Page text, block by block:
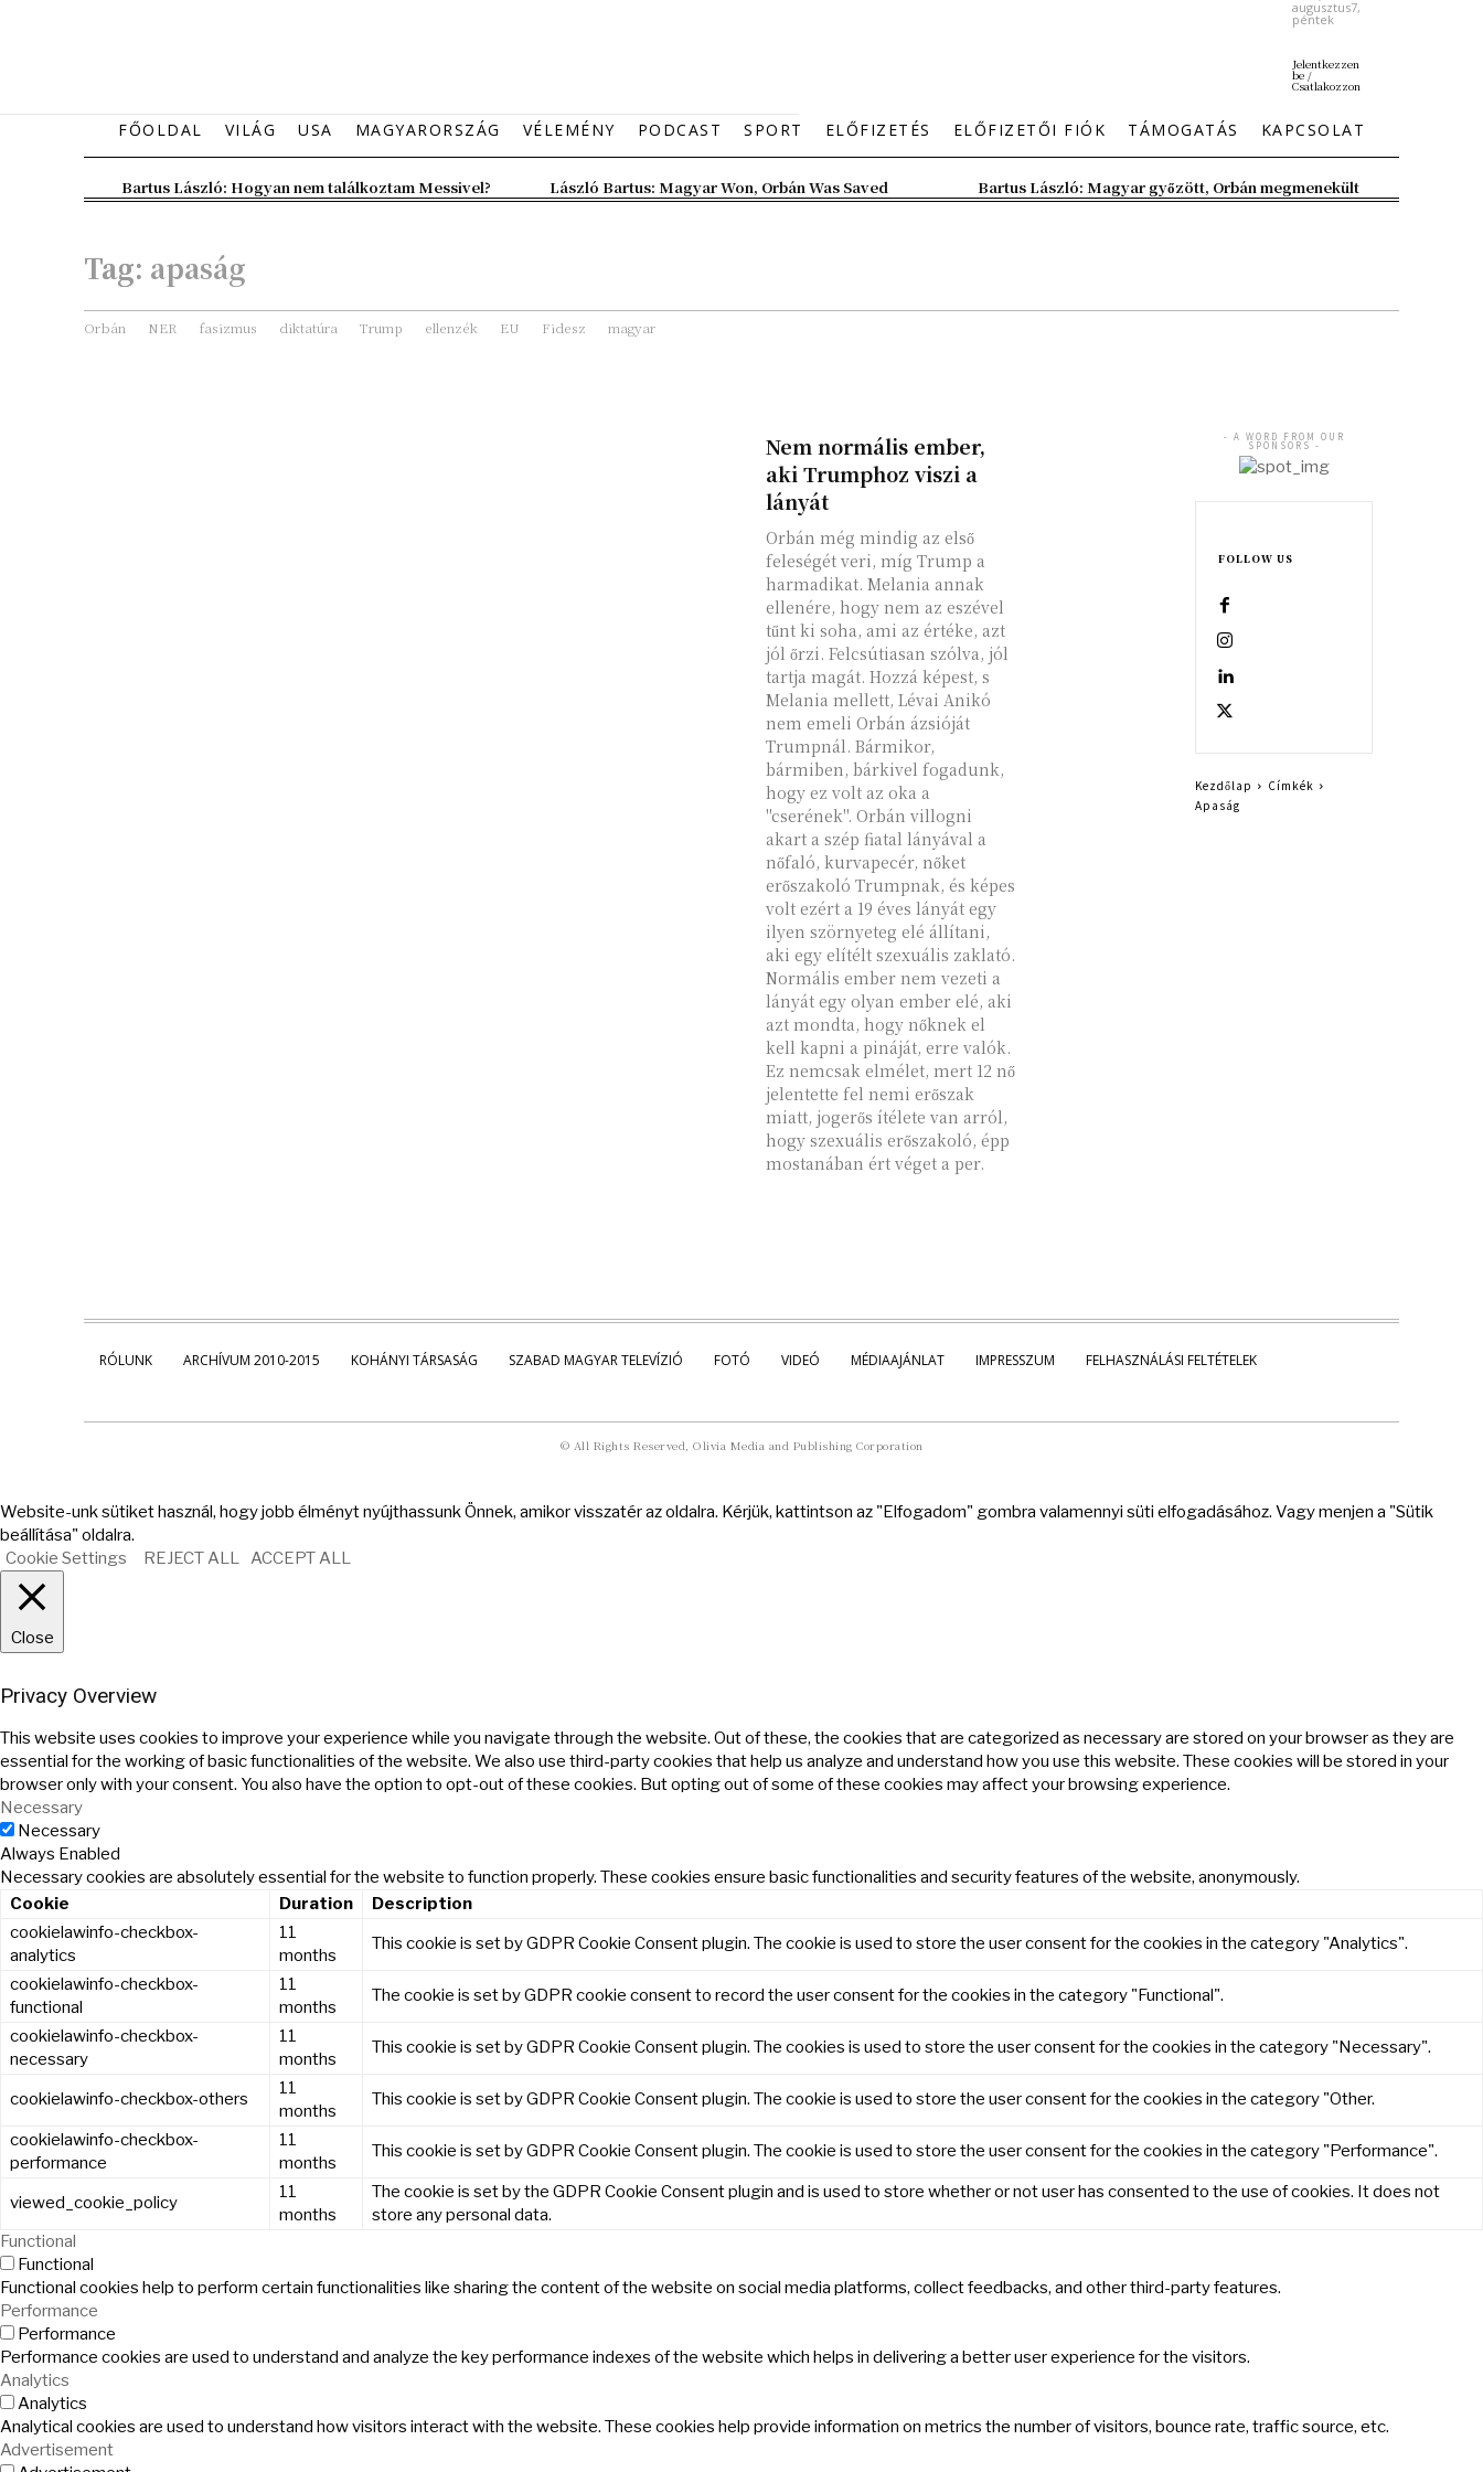
augusztus7,
péntek
Jelentkezzen
be /
Csatlakozzon
FŐOLDAL VILÁG USA MAGYARORSZÁG VÉLEMÉNY PODCAST SPORT ELŐFIZETÉS ELŐFIZETŐI FIÓK TÁMOGATÁS KAPCSOLAT
Bartus László: Hogyan nem találkoztam Messivel? László Bartus: Magyar Won, Orbán Was Saved Bartus László: Magyar győzött, Orbán megmenekült
Tag: apaság
Orbán NER fasizmus diktatúra Trump ellenzék EU Fidesz magyar
Nem normális ember,
aki Trumphoz viszi a
lányát
Orbán még mindig az első
feleségét veri, míg Trump a
harmadikat. Melania annak
ellenére, hogy nem az eszével
tűnt ki soha, ami az értéke, azt
jól őrzi. Felcsútiasan szólva, jól
tartja magát. Hozzá képest, s
Melania mellett, Lévai Anikó
nem emeli Orbán ázsióját
Trumpnál. Bármikor,
bármiben, bárkivel fogadunk,
hogy ez volt az oka a
"cserének". Orbán villogni
akart a szép fiatal lányával a
nőfaló, kurvapecér, nőket
erőszakoló Trumpnak, és képes
volt ezért a 19 éves lányát egy
ilyen szörnyeteg elé állítani,
aki egy elítélt szexuális zaklató.
Normális ember nem vezeti a
lányát egy olyan ember elé, aki
azt mondta, hogy nőknek el
kell kapni a pináját, erre valók.
Ez nemcsak elmélet, mert 12 nő
jelentette fel nemi erőszak
miatt, jogerős ítélete van arról,
hogy szexuális erőszakoló, épp
mostanában ért véget a per.
- A WORD FROM OUR
SPONSORS -
FOLLOW US
Kezdőlap
Címkék
Apaság
RÓLUNK ARCHÍVUM 2010-2015 KOHÁNYI TÁRSASÁG SZABAD MAGYAR TELEVÍZIÓ FOTÓ VIDEÓ MÉDIAAJÁNLAT IMPRESSZUM FELHASZNÁLÁSI FELTÉTELEK
© All Rights Reserved, Olivia Media and Publishing Corporation
Website-unk sütiket használ, hogy jobb élményt nyújthassunk Önnek, amikor visszatér az oldalra. Kérjük, kattintson az "Elfogadom" gombra valamennyi süti elfogadásához. Vagy menjen a "Sütik
beállítása" oldalra.
Cookie Settings
REJECT ALL ACCEPT ALL
Close
Privacy Overview
This website uses cookies to improve your experience while you navigate through the website. Out of these, the cookies that are categorized as necessary are stored on your browser as they are
essential for the working of basic functionalities of the website. We also use third-party cookies that help us analyze and understand how you use this website. These cookies will be stored in your
browser only with your consent. You also have the option to opt-out of these cookies. But opting out of some of these cookies may affect your browsing experience.
Necessary
Necessary
Always Enabled
Necessary cookies are absolutely essential for the website to function properly. These cookies ensure basic functionalities and security features of the website, anonymously.
Cookie
Duration
Description
cookielawinfo-checkbox-
analytics
11
months
This cookie is set by GDPR Cookie Consent plugin. The cookie is used to store the user consent for the cookies in the category "Analytics".
cookielawinfo-checkbox-
functional
11
months
The cookie is set by GDPR cookie consent to record the user consent for the cookies in the category "Functional".
cookielawinfo-checkbox-
necessary
11
months
This cookie is set by GDPR Cookie Consent plugin. The cookies is used to store the user consent for the cookies in the category "Necessary".
cookielawinfo-checkbox-others
11
months
This cookie is set by GDPR Cookie Consent plugin. The cookie is used to store the user consent for the cookies in the category "Other.
cookielawinfo-checkbox-
performance
11
months
This cookie is set by GDPR Cookie Consent plugin. The cookie is used to store the user consent for the cookies in the category "Performance".
viewed_cookie_policy
11
months
The cookie is set by the GDPR Cookie Consent plugin and is used to store whether or not user has consented to the use of cookies. It does not
store any personal data.
Functional
Functional
Functional cookies help to perform certain functionalities like sharing the content of the website on social media platforms, collect feedbacks, and other third-party features.
Performance
Performance
Performance cookies are used to understand and analyze the key performance indexes of the website which helps in delivering a better user experience for the visitors.
Analytics
Analytics
Analytical cookies are used to understand how visitors interact with the website. These cookies help provide information on metrics the number of visitors, bounce rate, traffic source, etc.
Advertisement